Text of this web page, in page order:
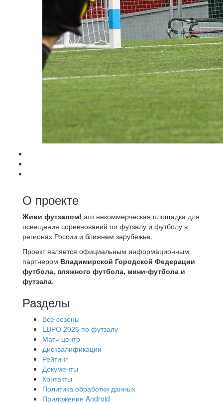
О проекте
Живи футзалом! это некоммерческая площадка для
освещения соревнований по футзалу и футболу в
регионах России и ближнем зарубежье.
Проект является официальным информационным
партнером Владимирской Городской Федерации
футбола, пляжного футбола, мини-футбола и
футзала.
Разделы
Все сезоны
ЕВРО 2026 по футзалу
Матч-центр
Дисквалификации
Рейтинг
Документы
Контакты
Политика обработки данных
Приложение Android